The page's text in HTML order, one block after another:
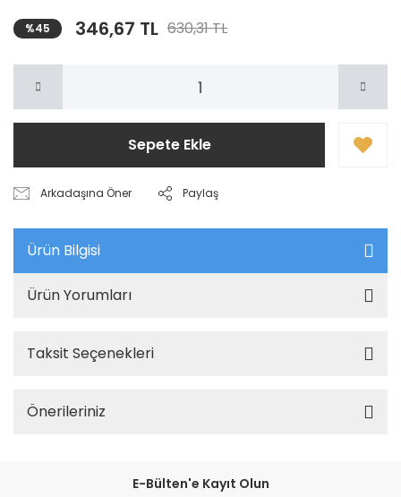
%45 346,67 TL 630,31 TL
Sepete Ekle
Arkadaşına Öner Paylaş
Ürün Bilgisi
Ürün Yorumları
Taksit Seçenekleri
Önerileriniz
E-Bülten'e Kayıt Olun